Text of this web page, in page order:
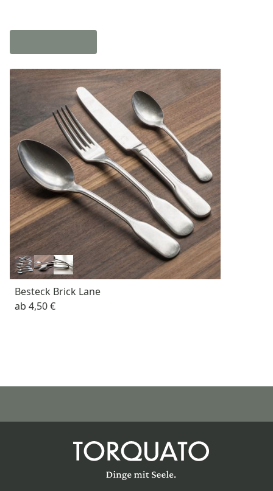
Besteck Brick Lane
ab 4,50 €